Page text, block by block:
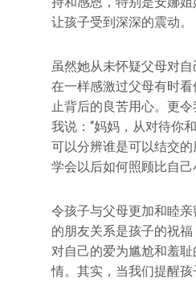
让孩子受到深深的震动。
虽然她从未怀疑父母对
在一样感激过父母有时
止背后的良苦用心。更
我说：“妈妈，从对待你
可以分辨谁是可以结交
学会以后如何照顾比自己
令孩子与父母更加和睦
的朋友关系是孩子的祝
对自己的爱为尴尬和羞
情。其实，当我们提醒